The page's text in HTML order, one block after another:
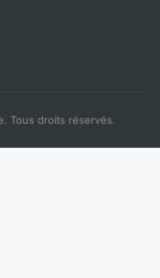
Tous droits réservés.